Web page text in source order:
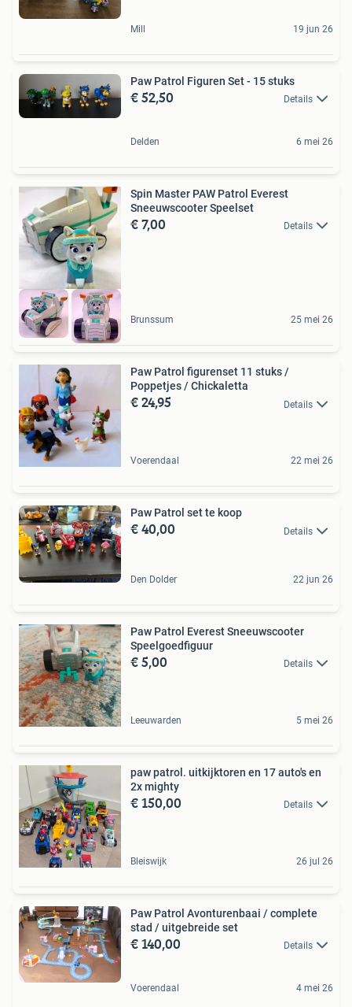
Mill 19 jun 26
Paw Patrol Figuren Set - 15 stuks
€ 52,50 Details
Delden 6 mei 26
Spin Master PAW Patrol Everest
Sneeuwscooter Speelset
€ 7,00 Details
Brunssum 25 mei 26
Paw Patrol figurenset 11 stuks /
Poppetjes / Chickaletta
€ 24,95 Details
Voerendaal 22 mei 26
Paw Patrol set te koop
€ 40,00 Details
Den Dolder 22 jun 26
Paw Patrol Everest Sneeuwscooter
Speelgoedfiguur
€ 5,00 Details
Leeuwarden 5 mei 26
paw patrol. uitkijktoren en 17 auto's en
2x mighty
€ 150,00 Details
Bleiswijk 26 jul 26
Paw Patrol Avonturenbaai / complete
stad / uitgebreide set
€ 140,00 Details
Voerendaal 4 mei 26